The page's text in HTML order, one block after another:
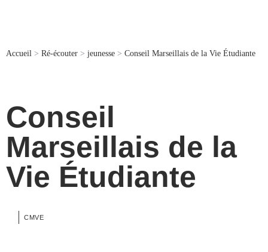
Accueil > Ré-écouter > jeunesse > Conseil Marseillais de la Vie Étudiante
Conseil
Marseillais de la
Vie Étudiante
CMVE